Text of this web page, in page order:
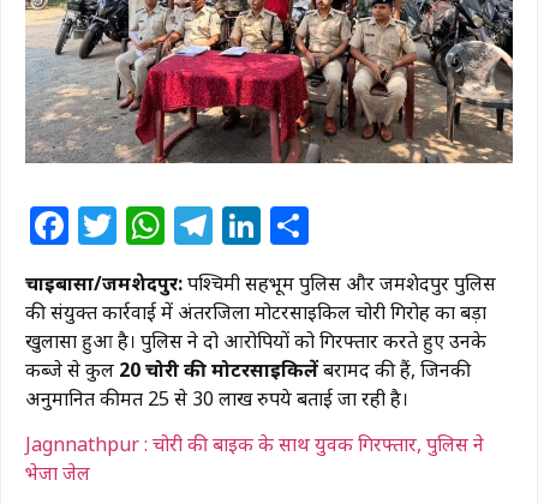
Facebook
Twitter
WhatsApp
Telegram
LinkedIn
चाईबासा/जमशेदपुर:पश्चिमी सिंहभूम पुलिस और जमशेदपुर पुलिस
की संयुक्त कार्रवाई में अंतरजिला मोटरसाइकिल चोरी गिरोह का बड़ा
खुलासा हुआ है। पुलिस ने दो आरोपियों को गिरफ्तार करते हुए उनके
कब्जे से कुल 20 चोरी की मोटरसाइकिलेंबरामद की हैं, जिनकी
अनुमानित कीमत 25 से 30 लाख रुपये बताई जा रही है।
Jagnnathpur : चोरी की बाइक के साथ युवक गिरफ्तार, पुलिस ने
भेजा जेल